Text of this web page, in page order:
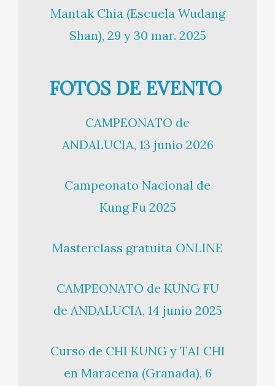
Mantak Chia (Escuela Wudang
Shan), 29 y 30 mar. 2025
FOTOS DE EVENTO
CAMPEONATO de
ANDALUCIA, 13 junio 2026
Campeonato Nacional de
Kung Fu 2025
Masterclass gratuita ONLINE
CAMPEONATO de KUNG FU
de ANDALUCIA, 14 junio 2025
Curso de CHI KUNG y TAI CHI
en Maracena (Granada), 6